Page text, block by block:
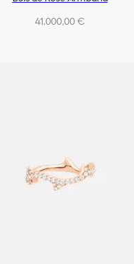
41.000,00 €